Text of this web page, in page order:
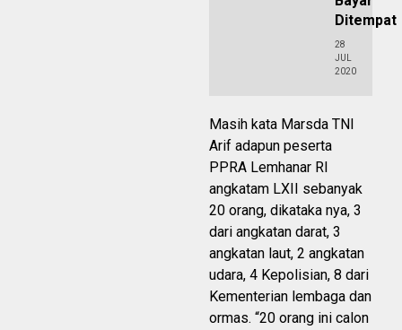
Ditempat
28
JUL
2020
Masih kata Marsda TNI
Arif adapun peserta
PPRA Lemhanar RI
angkatam LXII sebanyak
20 orang, dikataka nya, 3
dari angkatan darat, 3
angkatan laut, 2 angkatan
udara, 4 Kepolisian, 8 dari
Kementerian lembaga dan
ormas. “20 orang ini calon